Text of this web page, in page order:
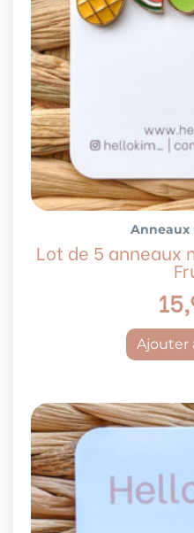
Anneaux
Lot de 5 anneaux
Ajouter